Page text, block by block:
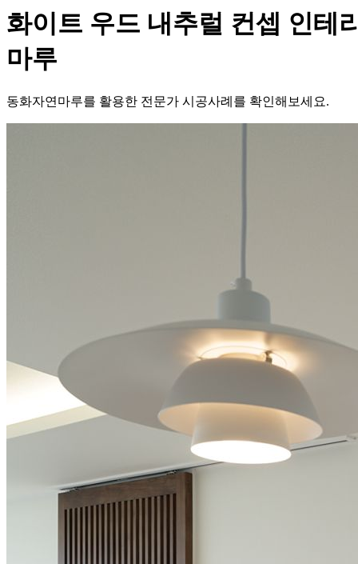
화이트 우드 내추럴 컨셉 인테
마루
동화자연마루를 활용한 전문가 시공사례를 확인해보세요.